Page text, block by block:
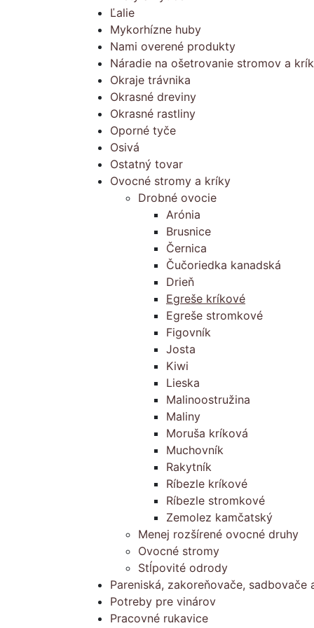
Ľalie
Mykorhízne huby
Nami overené produkty
Náradie na ošetrovanie stromov a
Okraje trávnika
Okrasné dreviny
Okrasné rastliny
Oporné tyče
Osivá
Ostatný tovar
Ovocné stromy a kríky
Drobné ovocie
Arónia
Brusnice
Černica
Čučoriedka kanadská
Drieň
Egreše kríkové
Egreše stromkové
Figovník
Josta
Kiwi
Lieska
Malinoostružina
Maliny
Moruša kríková
Muchovník
Rakytník
Ríbezle kríkové
Ríbezle stromkové
Zemolez kamčatský
Menej rozšírené ovocné druhy
Ovocné stromy
Stĺpovité odrody
Pareniská, zakoreňovače, sadbovače
Potreby pre vinárov
Pracovné rukavice